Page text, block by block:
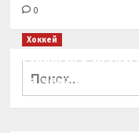
0
Хоккей
Сборная Канады
на чемпионат мира